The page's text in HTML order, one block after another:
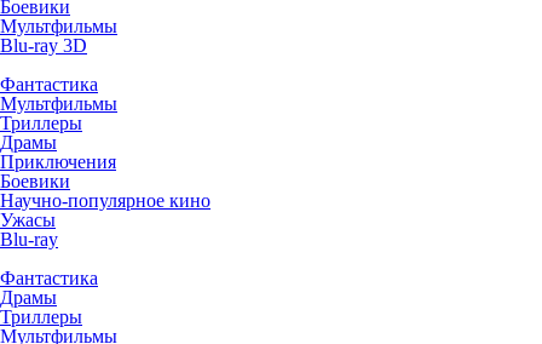
Боевики
Мультфильмы
Blu-ray 3D
Фантастика
Мультфильмы
Триллеры
Драмы
Приключения
Боевики
Научно-популярное кино
Ужасы
Blu-ray
Фантастика
Драмы
Триллеры
Мультфильмы